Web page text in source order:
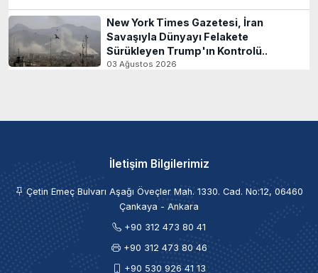
New York Times Gazetesi, İran
Savaşıyla Dünyayı Felakete
Sürükleyen Trump'ın Kontrolü..
03 Ağustos 2026
İletişim Bilgilerimiz
Çetin Emeç Bulvarı Aşağı Öveçler Mah. 1330. Cad. No:12, 06460
Çankaya - Ankara
+90 312 473 80 41
+90 312 473 80 46
+90 530 926 41 13